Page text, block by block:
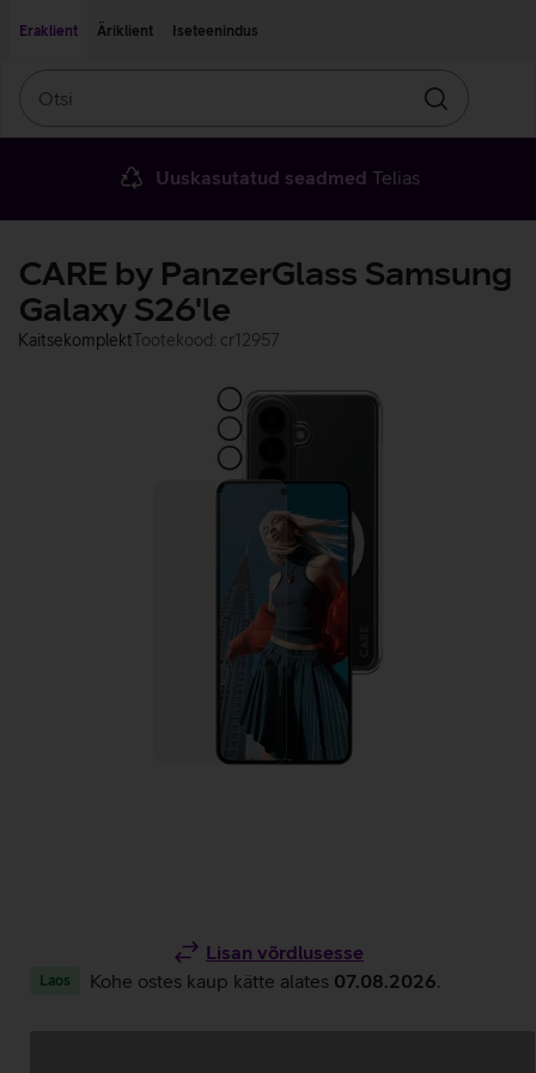
Eraklient
Äriklient Iseteenindus
Otsin
Uuskasutatud seadmed Telias
CARE by PanzerGlass Samsung
Galaxy S26'le
KaitsekomplektTootekood: cr12957
Lisan võrdlusesse
Laos Kohe ostes kaup kätte alates 07.08.2026